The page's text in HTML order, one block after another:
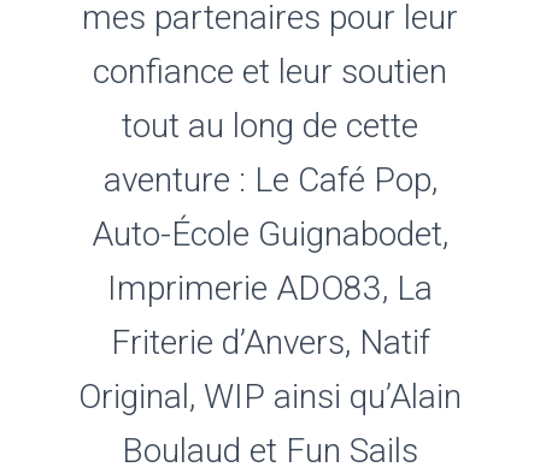
mes partenaires pour leur
confiance et leur soutien
tout au long de cette
aventure : Le Café Pop,
Auto-École Guignabodet,
Imprimerie ADO83, La
Friterie d’Anvers, Natif
Original, WIP ainsi qu’Alain
Boulaud et Fun Sails